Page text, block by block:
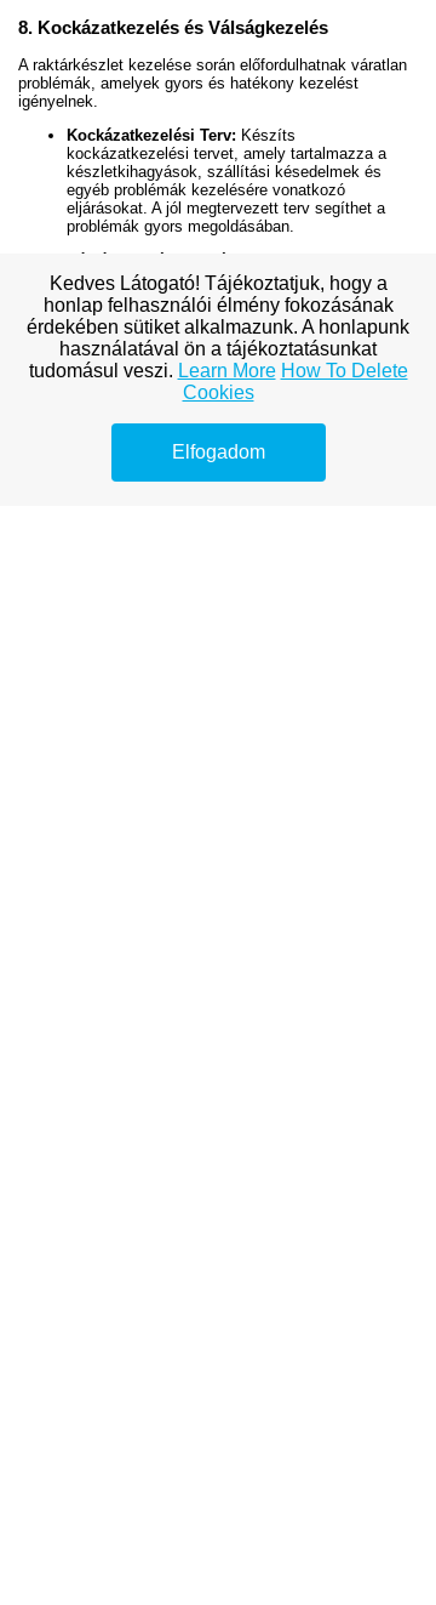
8. Kockázatkezelés és Válságkezelés
A raktárkészlet kezelése során előfordulhatnak váratlan
problémák, amelyek gyors és hatékony kezelést
igényelnek.
Kockázatkezelési Terv: Készíts
kockázatkezelési tervet, amely tartalmazza a
készletkihagyások, szállítási késedelmek és
egyéb problémák kezelésére vonatkozó
eljárásokat. A jól megtervezett terv segíthet a
problémák gyors megoldásában.
válságkezelési stratégiát, amely magában foglalja
a sürgősségi raktárkezelési intézkedéseket és a
vásárlói kommunikációt. A válságkezelési terv
segíthet csökkenteni a problémák hatását és
fenntartani a vásárlói elégedettséget.
A táplálékkiegészítő webshop raktárkészletének
hatékony kezelése kulcsfontosságú a sikeres
működéshez. A megfelelő készletkezelési rendszerek
logisztikai folyamatok optimalizálása, a lejárati dátumok
figyelemmel kísérése, a vásárlói elégedettség
Kedves Látogató! Tájékoztatjuk, hogy a
honlap felhasználói élmény fokozásának
érdekében sütiket alkalmazunk. A honlapunk
használatával ön a tájékoztatásunkat
tudomásul veszi. Learn More How To Delete
Cookies
Elfogadom